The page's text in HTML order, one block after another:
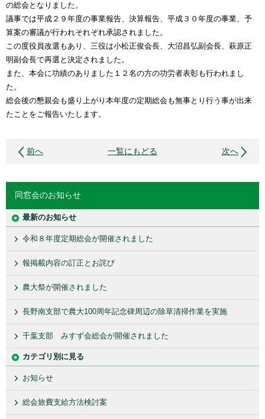
の総会となりました。
議事では平成２９年度の事業報告、決算報告、平成３０年度の事業、予
算案の審議が行われそれぞれ承認されました。
この度役員改選もあり、三役は小松正俊会長、大沼昌弘副会長、萩原正
明副会長で再選と決定されました。
また、本会に功績のありました１２名の方の功労者表彰も行われまし
た。
総会後の懇親会も盛り上がり本年度の定期総会も無事とり行う事が出来
たことをご報告いたします。
前へ 一覧にもどる 次へ
同窓会のお知らせ
最新のお知らせ
令和８年度定期総会が開催されました
報掲載内容の訂正とお詫び
農大祭が開催されました
長野南支部で農大100周年記念碑周辺の除草清掃作業を実施
千葉支部 みすず会総会が開催されました
カテゴリ別に見る
お知らせ
総会旅費支給方法検討案